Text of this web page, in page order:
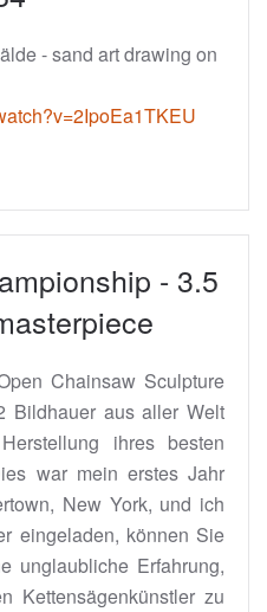
- sand art drawing on
- 3.5
Chainsaw Sculpture
Bildhauer aus aller Welt
ihres besten
war mein erstes Jahr
New York, und ich
eingeladen, können Sie
unglaubliche Erfahrung,
Kettensägenkünstler zu